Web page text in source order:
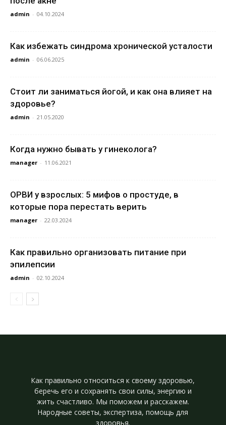
admin - 04.10.2024
Как избежать синдрома хронической усталости
admin - 06.06.2025
Стоит ли заниматься йогой, и как она влияет на
здоровье?
admin - 21.05.2020
Когда нужно бывать у гинеколога?
manager - 11.06.2021
ОРВИ у взрослых: 5 мифов о простуде, в
которые пора перестать верить
manager - 22.03.2024
Как правильно организовать питание при
эпилепсии
admin - 02.10.2024
Как правильно относиться к своему здоровью,
беречь его и сохранять свои силы, энергию и
жить счастливо. Мы поможем и расскажем.
Народные советы, экспертиза, помощь для
здоровья.